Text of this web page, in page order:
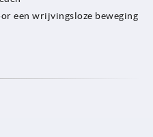
een wrijvingsloze beweging